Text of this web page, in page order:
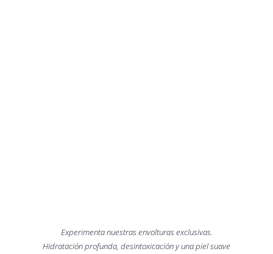
Experimenta nuestras envolturas exclusivas.
Hidratación profunda, desintoxicación y una piel suave